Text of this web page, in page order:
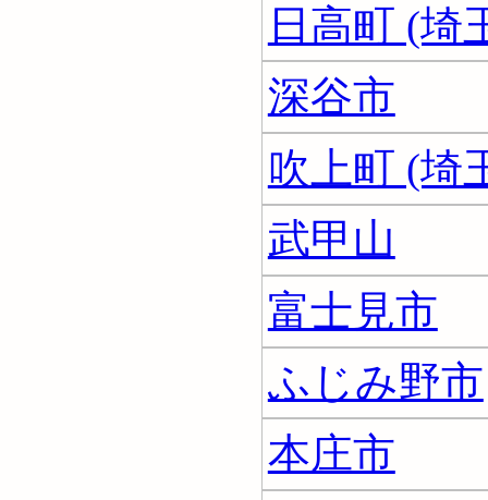
日高町 (埼
深谷市
吹上町 (埼
武甲山
富士見市
ふじみ野市
本庄市